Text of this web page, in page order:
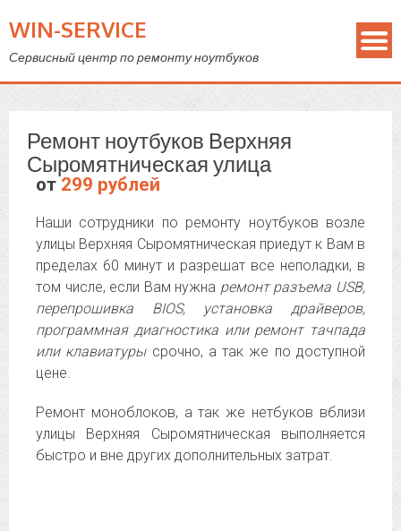
WIN-SERVICE
Сервисный центр по ремонту ноутбуков
Ремонт ноутбуков Верхняя
Сыромятническая улица
от 299 рублей
Наши сотрудники по ремонту ноутбуков возле
улицы Верхняя Сыромятническая приедут к Вам в
пределах 60 минут и разрешат все неполадки, в
том числе, если Вам нужна ремонт разъема USB,
перепрошивка BIOS, установка драйверов,
программная диагностика или ремонт тачпада
или клавиатурысрочно, а так же по доступной
цене.
Ремонт моноблоков, а так же нетбуков вблизи
улицы Верхняя Сыромятническая выполняется
быстро и вне других дополнительных затрат.